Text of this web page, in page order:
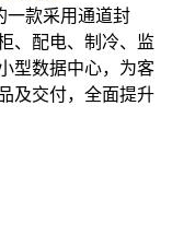
一款采用通道封
、配电、制冷、监
型数据中心，为客
及交付，全面提升